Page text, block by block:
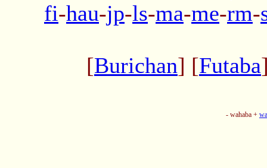
fi-hau-jp-ls-ma-me-rm-
[Burichan] [Futaba
- wahaba +